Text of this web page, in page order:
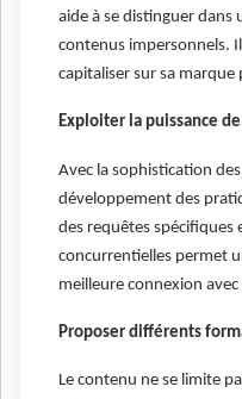
aide à se distinguer
contenus impersonnels.
capitaliser sur sa
Exploiter la puissance
Avec la sophistication
développement des
des requêtes spécifiques
concurrentielles permet
meilleure connexion
Proposer différents
Le contenu ne se limite